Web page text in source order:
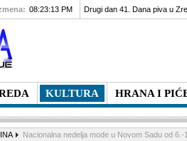
KULTURA HRANA I
08:23:13 PM Drugi dan 41. Dana piva u
Nacionalna nedelja mode u Novom Sadu od 6.-